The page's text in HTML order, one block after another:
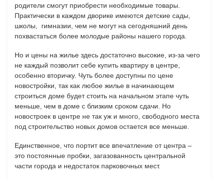
родители смогут приобрести необходимые товары.
Практически в каждом дворике имеются детские сады,
школы, гимназии, чем не могут на сегодняшний день
похвастаться более молодые районы нашего города.
Но и цены на жилье здесь достаточно высокие, из-за чего
не каждый позволит себе купить квартиру в центре,
особенно вторичку. Чуть более доступны по цене
новостройки, так как любое жилье в начинающем
строиться доме будет стоить на начальном этапе чуть
меньше, чем в доме с близким сроком сдачи. Но
новостроек в центре не так уж и много, свободного места
под строительство новых домов остается все меньше.
Единственное, что портит все впечатление от центра –
это постоянные пробки, загазованность центральной
части города и недостаток парковочных мест.